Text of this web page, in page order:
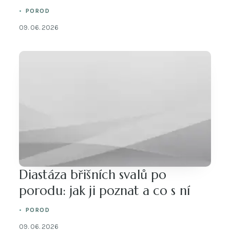
POROD
09. 06. 2026
Diastáza břišních svalů po
porodu: jak ji poznat a co s ní
POROD
09. 06. 2026